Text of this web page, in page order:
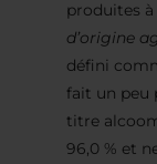
produites à
d’origine
défini
fait un peu
titre
96,0 % et